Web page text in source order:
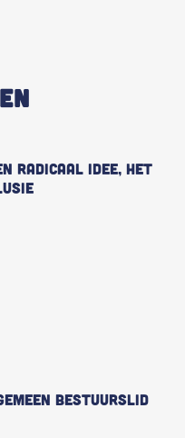
radicaal idee, het
Bestuurslid